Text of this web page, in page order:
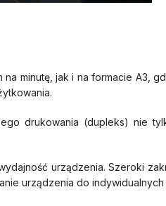
minutę, jak i na formacie A3,
drukowania (dupleks) nie
urządzenia. Szeroki
urządzenia do